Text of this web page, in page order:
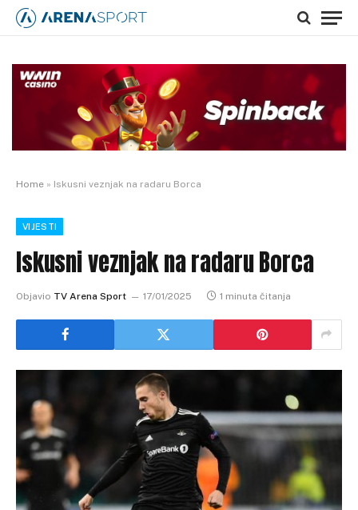
Home » Iskusni veznjak na radaru Borca
VIJESTI
Iskusni veznjak na radaru Borca
Objavio TV Arena Sport 17/01/2025 1 minuta čitanja